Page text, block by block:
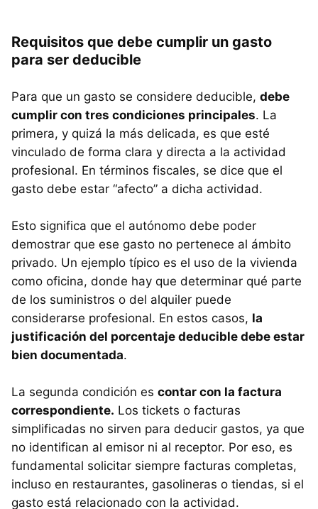
Requisitos que debe cumplir un gasto
para ser deducible
Para que un gasto se considere deducible, debe
cumplir con tres condiciones principales. La
primera, y quizá la más delicada, es que esté
vinculado de forma clara y directa a la actividad
profesional. En términos fiscales, se dice que el
gasto debe estar “afecto” a dicha actividad.
Esto significa que el autónomo debe poder
demostrar que ese gasto no pertenece al ámbito
privado. Un ejemplo típico es el uso de la vivienda
como oficina, donde hay que determinar qué parte
de los suministros o del alquiler puede
considerarse profesional. En estos casos, la
justificación del porcentaje deducible debe estar
bien documentada.
La segunda condición es contar con la factura
correspondiente. Los tickets o facturas
simplificadas no sirven para deducir gastos, ya que
no identifican al emisor ni al receptor. Por eso, es
fundamental solicitar siempre facturas completas,
incluso en restaurantes, gasolineras o tiendas, si el
gasto está relacionado con la actividad.